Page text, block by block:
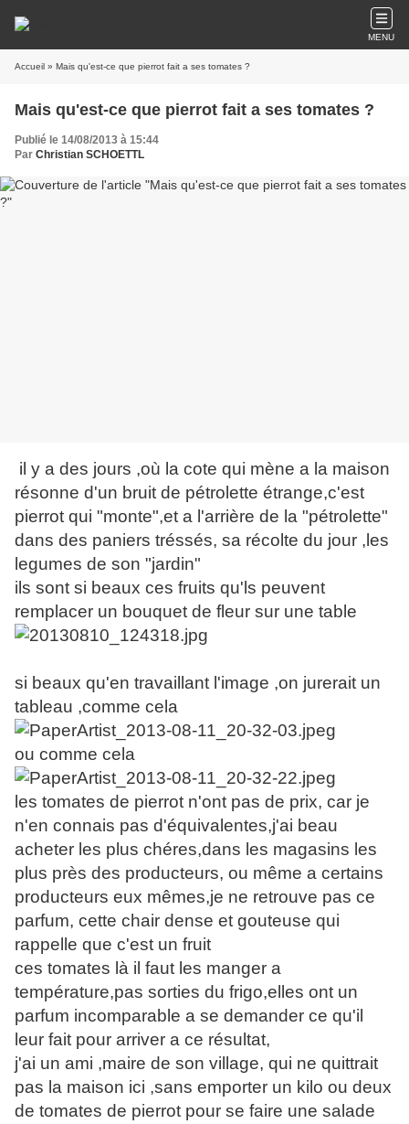
MENU
Accueil » Mais qu'est-ce que pierrot fait a ses tomates ?
Mais qu'est-ce que pierrot fait a ses tomates ?
Publié le 14/08/2013 à 15:44
Par Christian SCHOETTL
il y a des jours ,où la cote qui mène a la maison
résonne d'un bruit de pétrolette étrange,c'est
pierrot qui "monte",et a l'arrière de la "pétrolette"
dans des paniers tréssés, sa récolte du jour ,les
legumes de son "jardin"
ils sont si beaux ces fruits qu'ls peuvent
remplacer un bouquet de fleur sur une table
si beaux qu'en travaillant l'image ,on jurerait un
tableau ,comme cela
ou comme cela
les tomates de pierrot n'ont pas de prix, car je
n'en connais pas d'équivalentes,j'ai beau
acheter les plus chéres,dans les magasins les
plus près des producteurs, ou même a certains
producteurs eux mêmes,je ne retrouve pas ce
parfum, cette chair dense et gouteuse qui
rappelle que c'est un fruit
ces tomates là il faut les manger a
température,pas sorties du frigo,elles ont un
parfum incomparable a se demander ce qu'il
leur fait pour arriver a ce résultat,
j'ai un ami ,maire de son village, qui ne quittrait
pas la maison ici ,sans emporter un kilo ou deux
de tomates de pierrot pour se faire une salade